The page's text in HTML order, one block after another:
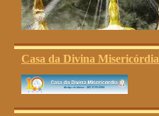
Casa da Divina Misericórdia